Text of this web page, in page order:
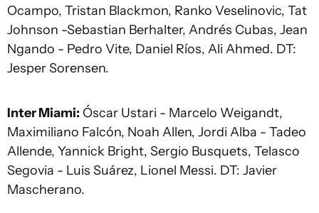
Ocampo, Tristan Blackmon, Ranko Veselinovic, Tat
Johnson -Sebastian Berhalter, Andrés Cubas, Jean
Ngando - Pedro Vite, Daniel Ríos, Ali Ahmed. DT:
Jesper Sorensen.
Inter Miami: Óscar Ustari - Marcelo Weigandt,
Maximiliano Falcón, Noah Allen, Jordi Alba - Tadeo
Allende, Yannick Bright, Sergio Busquets, Telasco
Segovia - Luis Suárez, Lionel Messi. DT: Javier
Mascherano.